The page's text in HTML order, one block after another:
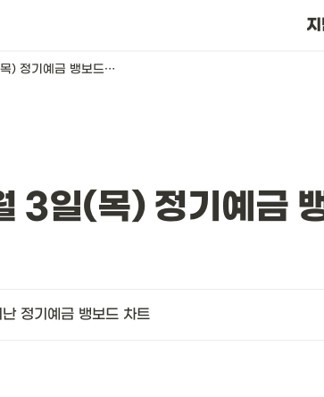
2022년 11월 3일(목) 정기예금 뱅보드 차트
3일(목) 정기예금
정기예금 뱅보드 차트